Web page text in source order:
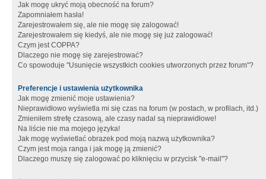
Jak mogę ukryć moją obecność na forum?
Zapomniałem hasła!
Zarejestrowałem się, ale nie mogę się zalogować!
Zarejestrowałem się kiedyś, ale nie mogę się już zalogować!
Czym jest COPPA?
Dlaczego nie mogę się zarejestrować?
Co spowoduje "Usunięcie wszystkich cookies utworzonych przez forum"?
Preferencje i ustawienia użytkownika
Jak mogę zmienić moje ustawienia?
Nieprawidłowo wyświetla mi się czas na forum (w postach, w profilach, itd.)
Zmieniłem strefę czasową, ale czasy nadal są nieprawidłowe!
Na liście nie ma mojego języka!
Jak mogę wyświetlać obrazek pod moją nazwą użytkownika?
Czym jest moja ranga i jak mogę ją zmienić?
Dlaczego muszę się zalogować po kliknięciu w przycisk "e-mail"?